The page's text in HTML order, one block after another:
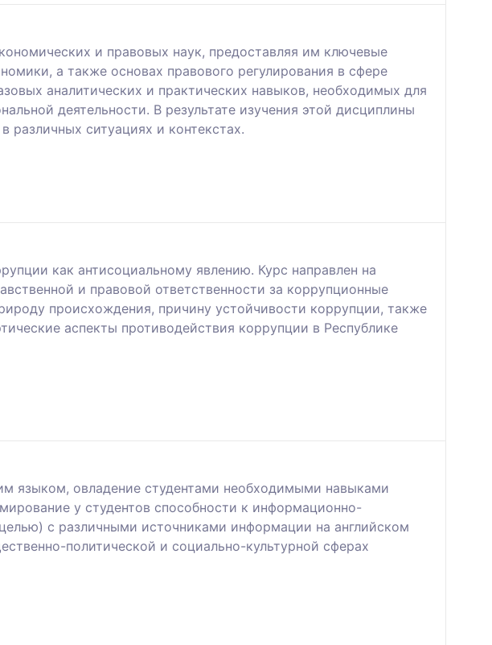
и правовых наук, предоставляя им ключевые
а также основах правового регулирования в сфере
аналитических и практических навыков, необходимых для
деятельности. В результате изучения этой дисциплины
ситуациях и контекстах.
как антисоциальному явлению. Курс направлен на
и правовой ответственности за коррупционные
происхождения, причину устойчивости коррупции, также
аспекты противодействия коррупции в Республике
языком, овладение студентами необходимыми навыками
у студентов способности к информационно-
с различными источниками информации на английском
политической и социально-культурной сферах